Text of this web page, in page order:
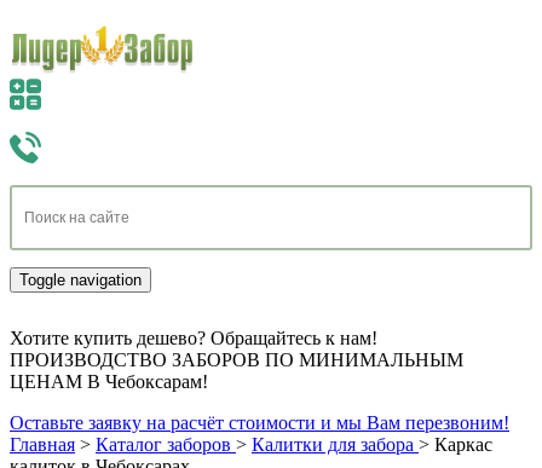
Toggle navigation
Хотите купить дешево? Обращайтесь к нам!
ПРОИЗВОДСТВО ЗАБОРОВ ПО МИНИМАЛЬНЫМ
ЦЕНАМ В Чебоксарам!
Оставьте заявку на расчёт стоимости и мы Вам перезвоним!
Главная > Каталог заборов > Калитки для забора > Каркас